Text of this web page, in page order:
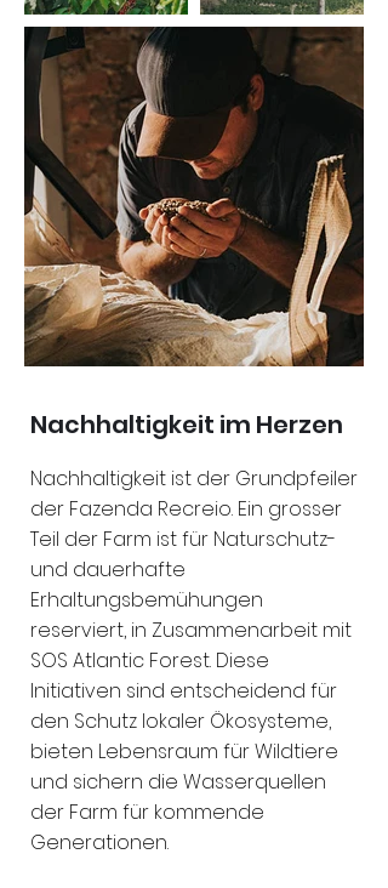
Nachhaltigkeit im Herzen
Nachhaltigkeit ist der Grundpfeiler
der Fazenda Recreio. Ein grosser
Teil der Farm ist für Naturschutz-
und dauerhafte
Erhaltungsbemühungen
reserviert, in Zusammenarbeit mit
SOS Atlantic Forest. Diese
Initiativen sind entscheidend für
den Schutz lokaler Ökosysteme,
bieten Lebensraum für Wildtiere
und sichern die Wasserquellen
der Farm für kommende
Generationen.